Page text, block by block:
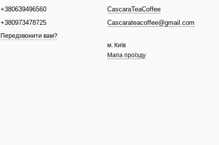
+380639496560
+380973478725
Передзвонити вам?
CascaraTeaCoffee
Cascarateacoffee@gmail.com
м. Київ
Мапа проїзду